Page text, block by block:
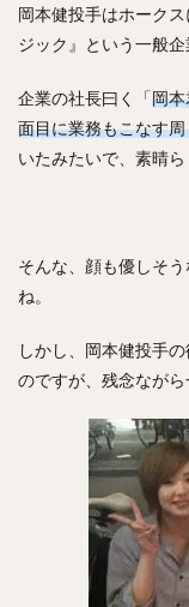
岡本健投手はホーク
ジック 』という一般
企業の社長曰く「岡
面目に業務もこなす
いたみたいで、素晴
そんな、顔も優しそ
ね。
しかし、岡本健投手
のですが、残念ながら
炭谷銀仁朗（す
野村勇（のむら
五十幡亮汰（い
清水昇（しみず
栗林良吏（くり
中田賢一（なか
大隣憲司（おお
川原弘之（かわ
杉内俊哉（すぎ
王貞治（おうさ
長谷川勇也（は
高津臣吾（たか
中村奨成（なか
一岡竜司（いち